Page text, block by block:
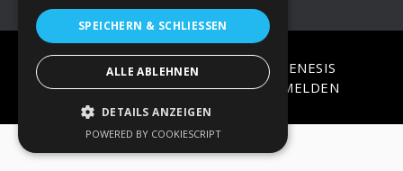
COPYRIGHT © 2026 · ON
GENESIS
FRAMEWORK·WORDPRESS·ANMELDEN
SPEICHERN & SCHLIESSEN
ALLE ABLEHNEN
DETAILS ANZEIGEN
POWERED BY COOKIESCRIPT